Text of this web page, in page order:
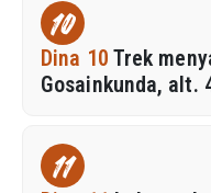
10
Dina 10 Trek
Gosainkunda, alt.
11